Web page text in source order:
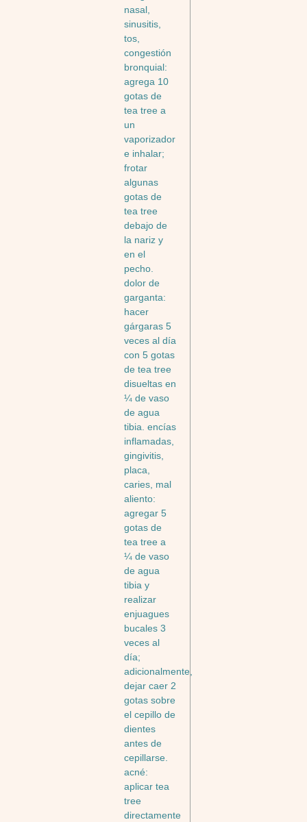
nasal,
sinusitis,
tos,
congestión
bronquial:
agrega 10
gotas de
tea tree a
un
vaporizador
e inhalar;
frotar
algunas
gotas de
tea tree
debajo de
la nariz y
en el
pecho.
dolor de
garganta:
hacer
gárgaras 5
veces al día
con 5 gotas
de tea tree
disueltas en
¼ de vaso
de agua
tibia. encías
inflamadas,
gingivitis,
placa,
caries, mal
aliento:
agregar 5
gotas de
tea tree a
¼ de vaso
de agua
tibia y
realizar
enjuagues
bucales 3
veces al
día;
adicionalmente,
dejar caer 2
gotas sobre
el cepillo de
dientes
antes de
cepillarse.
acné:
aplicar tea
tree
directamente